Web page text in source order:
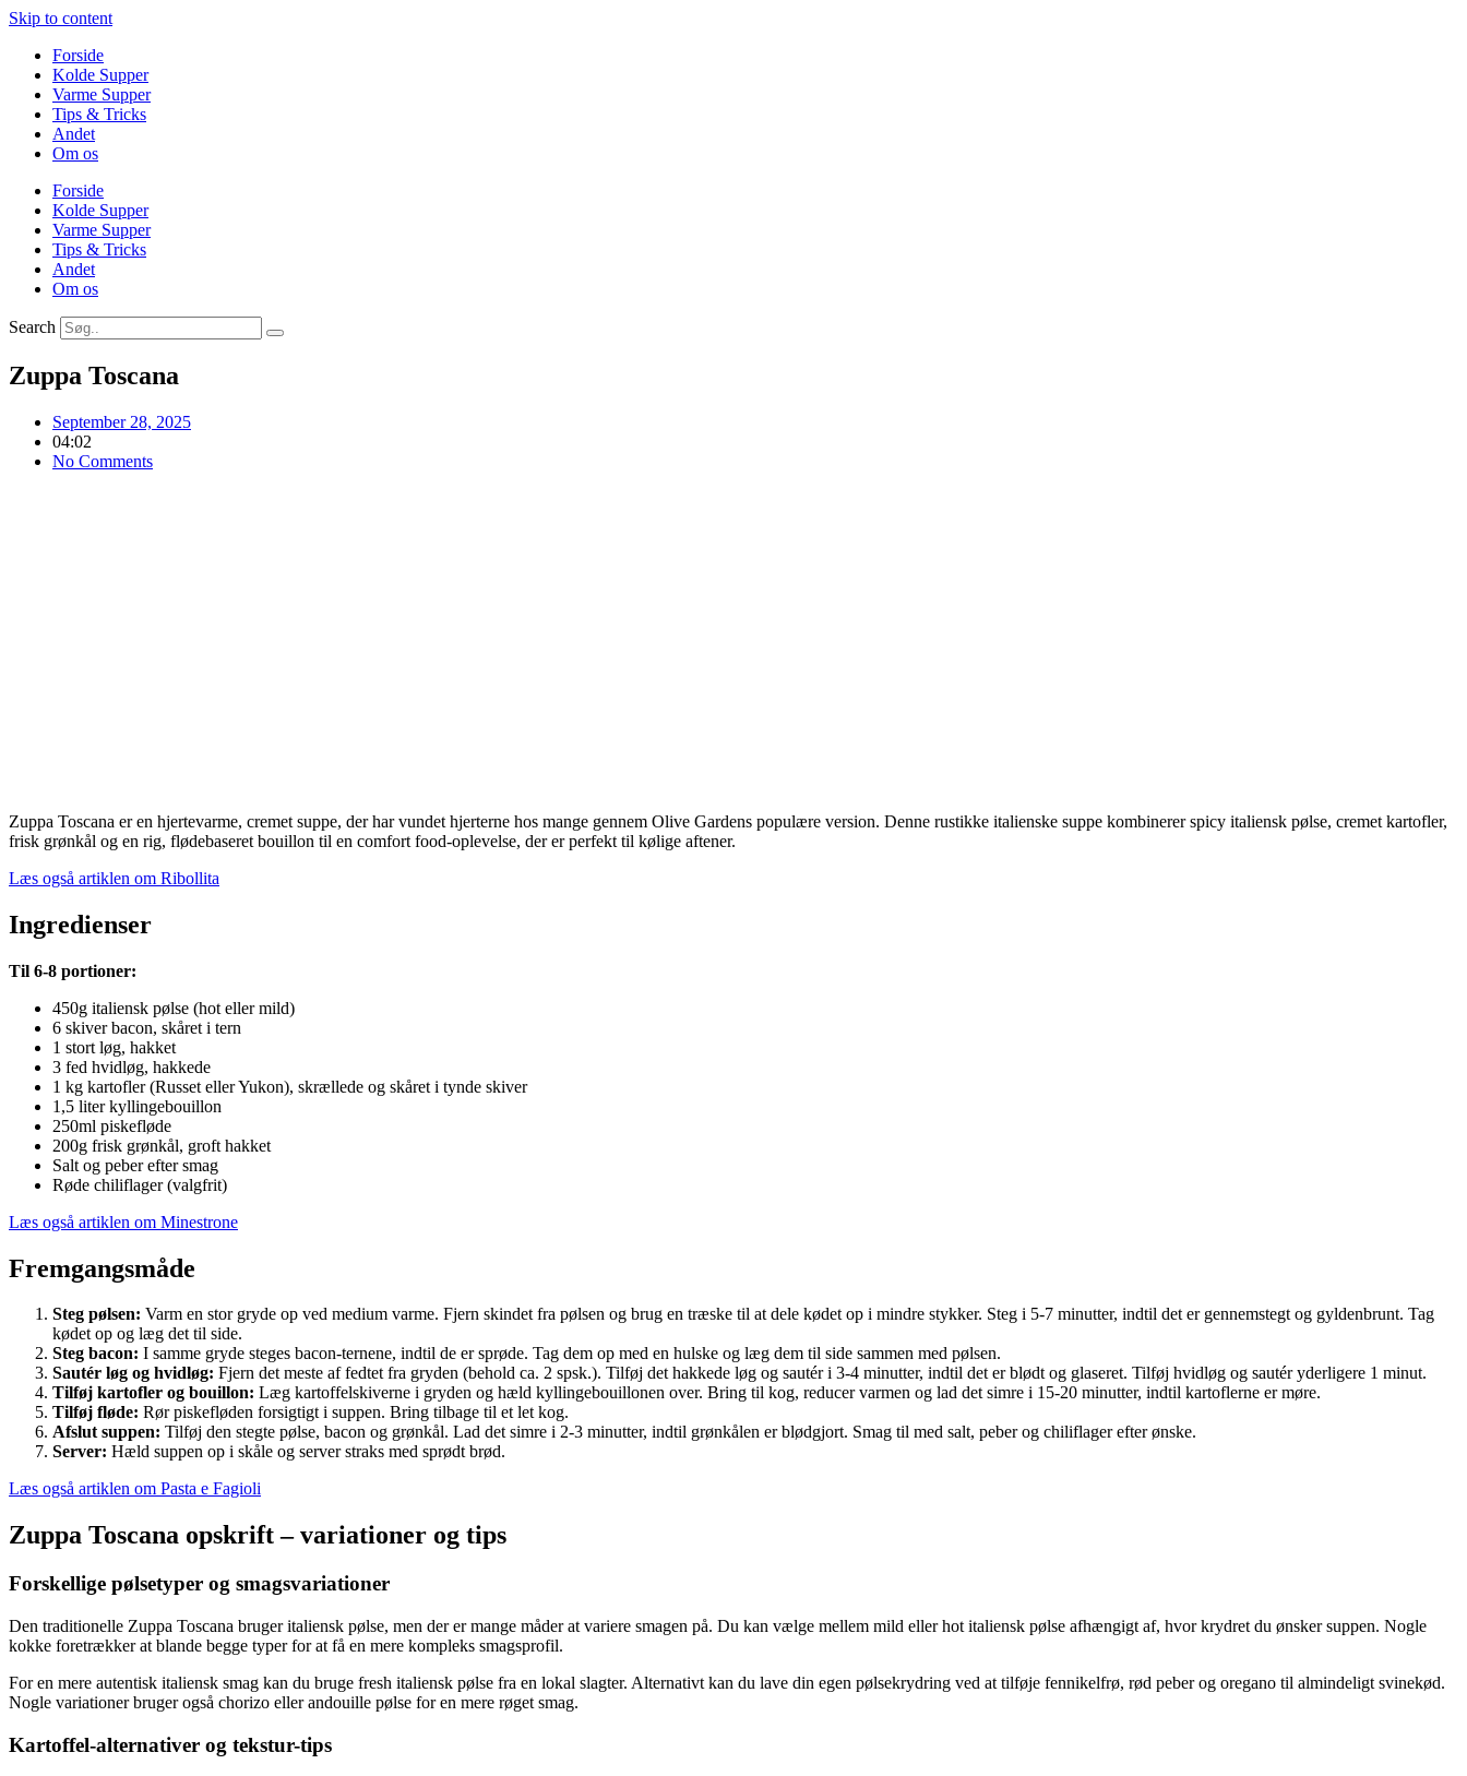
Skip to content
Forside
Kolde Supper
Varme Supper
Tips & Tricks
Andet
Om os
Forside
Kolde Supper
Varme Supper
Tips & Tricks
Andet
Om os
Search
Zuppa Toscana
September 28, 2025
04:02
No Comments
Zuppa Toscana er en hjertevarme, cremet suppe, der har vundet hjerterne hos mange gennem Olive Gardens populære version. Denne rustikke italienske suppe kombinerer spicy italiensk pølse, cremet kartofler,
frisk grønkål og en rig, flødebaseret bouillon til en comfort food-oplevelse, der er perfekt til kølige aftener.
Læs også artiklen om Ribollita
Ingredienser
Til 6-8 portioner:
450g italiensk pølse (hot eller mild)
6 skiver bacon, skåret i tern
1 stort løg, hakket
3 fed hvidløg, hakkede
1 kg kartofler (Russet eller Yukon), skrællede og skåret i tynde skiver
1,5 liter kyllingebouillon
250ml piskefløde
200g frisk grønkål, groft hakket
Salt og peber efter smag
Røde chiliflager (valgfrit)
Læs også artiklen om Minestrone
Fremgangsmåde
Steg pølsen: Varm en stor gryde op ved medium varme. Fjern skindet fra pølsen og brug en træske til at dele kødet op i mindre stykker. Steg i 5-7 minutter, indtil det er gennemstegt og gyldenbrunt. Tag
kødet op og læg det til side.
Steg bacon: I samme gryde steges bacon-ternene, indtil de er sprøde. Tag dem op med en hulske og læg dem til side sammen med pølsen.
Sautér løg og hvidløg: Fjern det meste af fedtet fra gryden (behold ca. 2 spsk.). Tilføj det hakkede løg og sautér i 3-4 minutter, indtil det er blødt og glaseret. Tilføj hvidløg og sautér yderligere 1 minut.
Tilføj kartofler og bouillon: Læg kartoffelskiverne i gryden og hæld kyllingebouillonen over. Bring til kog, reducer varmen og lad det simre i 15-20 minutter, indtil kartoflerne er møre.
Tilføj fløde: Rør piskefløden forsigtigt i suppen. Bring tilbage til et let kog.
Afslut suppen: Tilføj den stegte pølse, bacon og grønkål. Lad det simre i 2-3 minutter, indtil grønkålen er blødgjort. Smag til med salt, peber og chiliflager efter ønske.
Server: Hæld suppen op i skåle og server straks med sprødt brød.
Læs også artiklen om Pasta e Fagioli
Zuppa Toscana opskrift – variationer og tips
Forskellige pølsetyper og smagsvariationer
Den traditionelle Zuppa Toscana bruger italiensk pølse, men der er mange måder at variere smagen på. Du kan vælge mellem mild eller hot italiensk pølse afhængigt af, hvor krydret du ønsker suppen. Nogle
kokke foretrækker at blande begge typer for at få en mere kompleks smagsprofil.
For en mere autentisk italiensk smag kan du bruge fresh italiensk pølse fra en lokal slagter. Alternativt kan du lave din egen pølsekrydring ved at tilføje fennikelfrø, rød peber og oregano til almindeligt svinekød.
Nogle variationer bruger også chorizo eller andouille pølse for en mere røget smag.
Kartoffel-alternativer og tekstur-tips